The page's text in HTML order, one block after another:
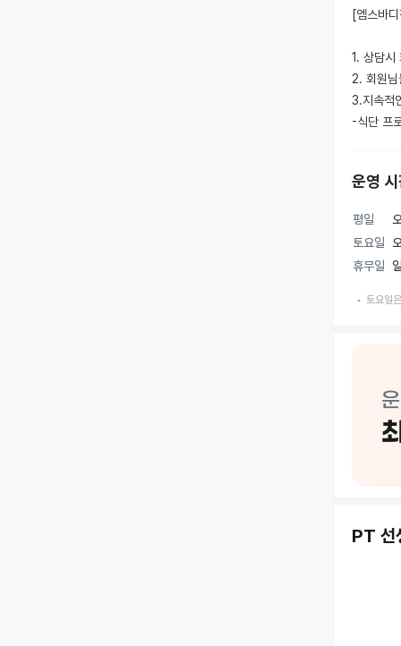
[엠스바
1. 상담시
2. 회원님
3.지속적
-식단 프
-네이버
건강을
진정성으
구래동
운동방
삶의 방
운영
평일
토요일
휴무일
토요일
PT 선